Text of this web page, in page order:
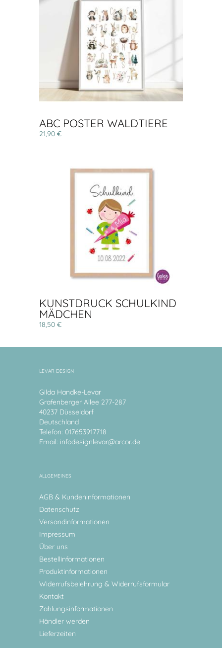
ABC POSTER WALDTIERE
21,90 €
KUNSTDRUCK SCHULKIND
MÄDCHEN
18,50 €
LEVAR DESIGN
Gilda Handke-Levar
Grafenberger Allee 277-287
40237 Düsseldorf
Deutschland
Telefon: 017653917718
Email: infodesignlevar@arcor.de
ALLGEMEINES
AGB & Kundeninformationen
Datenschutz
Versandinformationen
Impressum
Über uns
Bestellinformationen
Produktinformationen
Widerrufsbelehrung & Widerrufsformular
Kontakt
Zahlungsinformationen
Händler werden
Lieferzeiten